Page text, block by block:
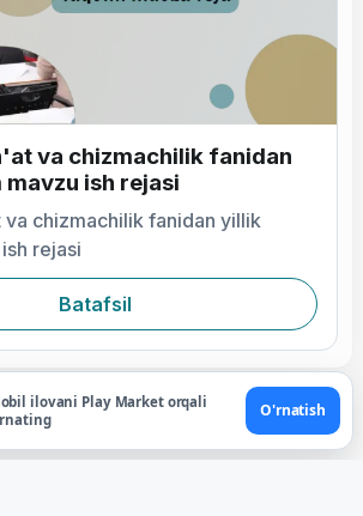
va chizmachilik fanidan
ish rejasi
va chizmachilik fanidan yillik
rejasi
Batafsil
ilovani Play Market orqali
O'rnatish